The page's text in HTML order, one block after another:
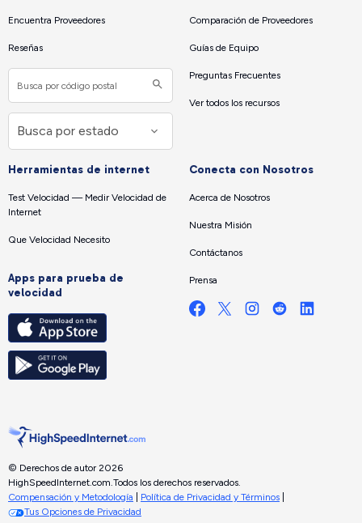
Encuentra Proveedores
Reseñas
Comparación de Proveedores
Guías de Equipo
Preguntas Frecuentes
Ver todos los recursos
Herramientas de internet
Test Velocidad — Medir Velocidad de
Internet
Que Velocidad Necesito
Apps para prueba de
velocidad
Conecta con Nosotros
Acerca de Nosotros
Nuestra Misión
Contáctanos
Prensa
© Derechos de autor 2026
HighSpeedInternet.com.Todos los derechos reservados.
Compensación y Metodología
Política de Privacidad y Términos
Tus Opciones de Privacidad